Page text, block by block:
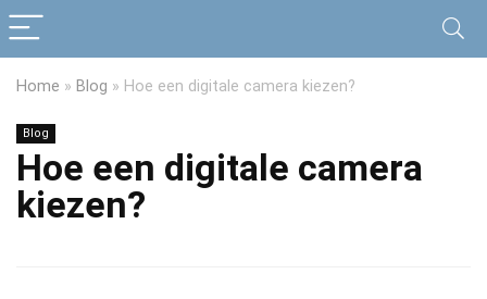
Home » Blog » Hoe een digitale camera kiezen?
Blog
Hoe een digitale camera
kiezen?